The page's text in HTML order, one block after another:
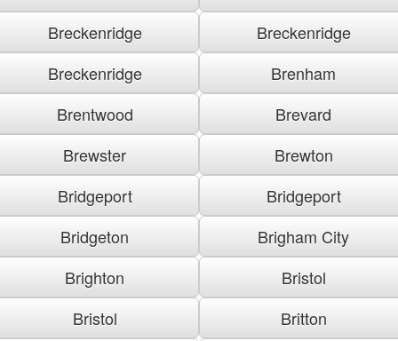
Breckenridge
Breckenridge
Breckenridge
Brenham
Brentwood
Brevard
Brewster
Brewton
Bridgeport
Bridgeport
Bridgeton
Brigham City
Brighton
Bristol
Bristol
Britton